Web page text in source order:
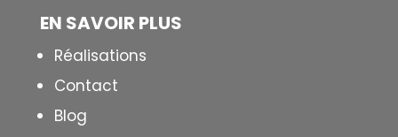
EN SAVOIR PLUS
Réalisations
Contact
Blog